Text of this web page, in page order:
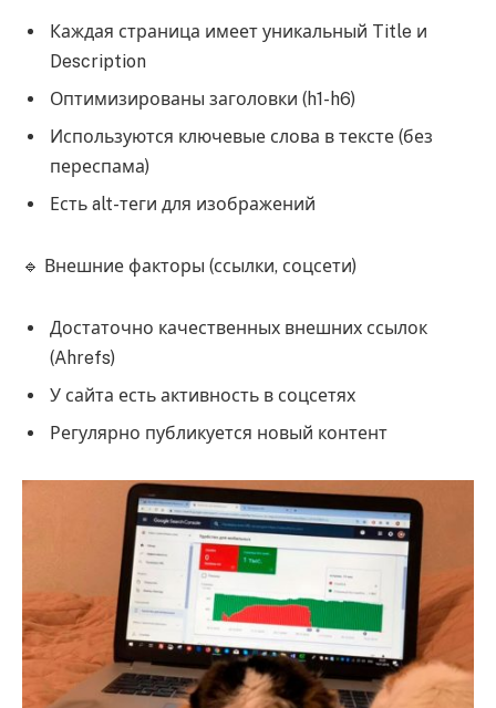
Каждая страница имеет уникальный Title и
Description
Оптимизированы заголовки (h1-h6)
Используются ключевые слова в тексте (без
переспама)
Есть alt-теги для изображений
🔹 Внешние факторы (ссылки, соцсети)
Достаточно качественных внешних ссылок
(Ahrefs)
У сайта есть активность в соцсетях
Регулярно публикуется новый контент